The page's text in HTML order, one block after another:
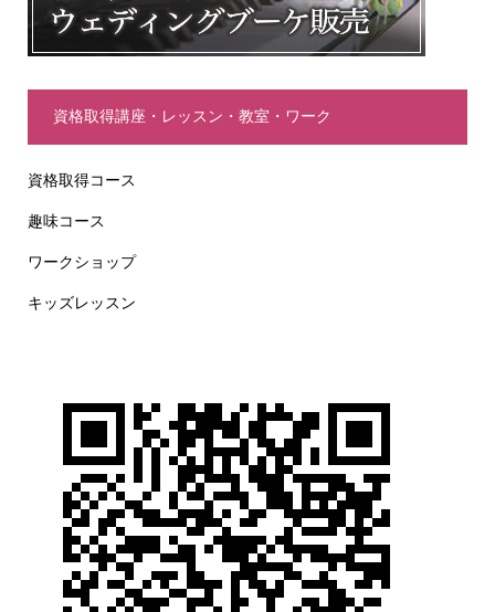
資格取得講座・レッスン・教室・ワーク
資格取得コース
趣味コース
ワークショップ
キッズレッスン